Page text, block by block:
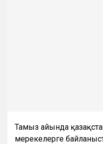
Тамыз айында
мерекелерге